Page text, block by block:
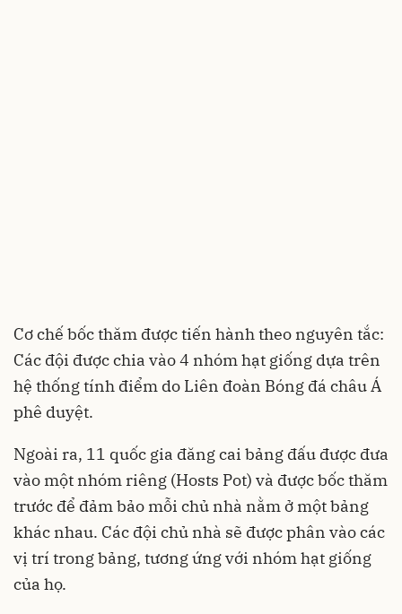
Cơ chế bốc thăm được tiến hành theo nguyên tắc:
Các đội được chia vào 4 nhóm hạt giống dựa trên
hệ thống tính điểm do Liên đoàn Bóng đá châu Á
phê duyệt.
Ngoài ra, 11 quốc gia đăng cai bảng đấu được đưa
vào một nhóm riêng (Hosts Pot) và được bốc thăm
trước để đảm bảo mỗi chủ nhà nằm ở một bảng
khác nhau. Các đội chủ nhà sẽ được phân vào các
vị trí trong bảng, tương ứng với nhóm hạt giống
của họ.